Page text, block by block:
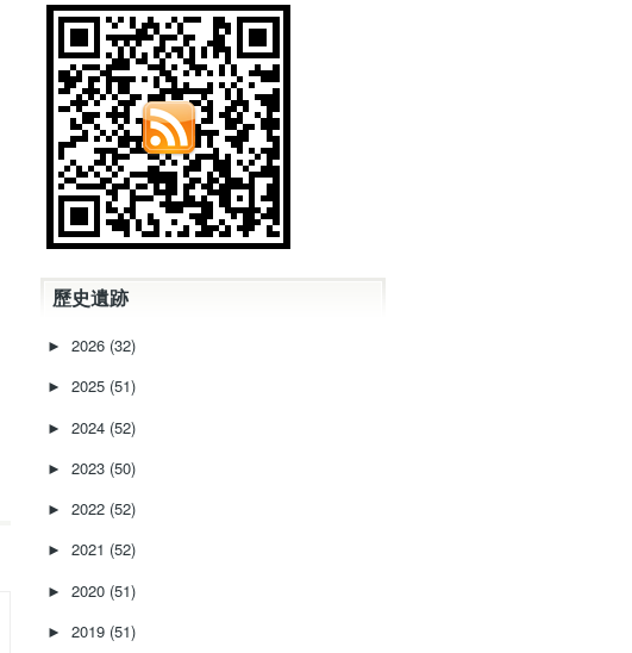
歷史遺跡
► 2026 (32)
► 2025 (51)
► 2024 (52)
► 2023 (50)
► 2022 (52)
► 2021 (52)
► 2020 (51)
► 2019 (51)